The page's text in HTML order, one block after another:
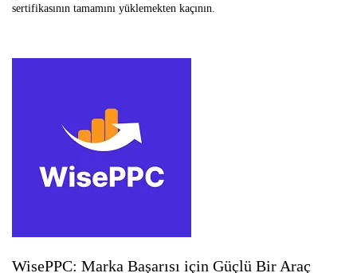
sertifikasının tamamını yüklemekten kaçının.
WisePPC: Marka Başarısı için Güçlü Bir Araç